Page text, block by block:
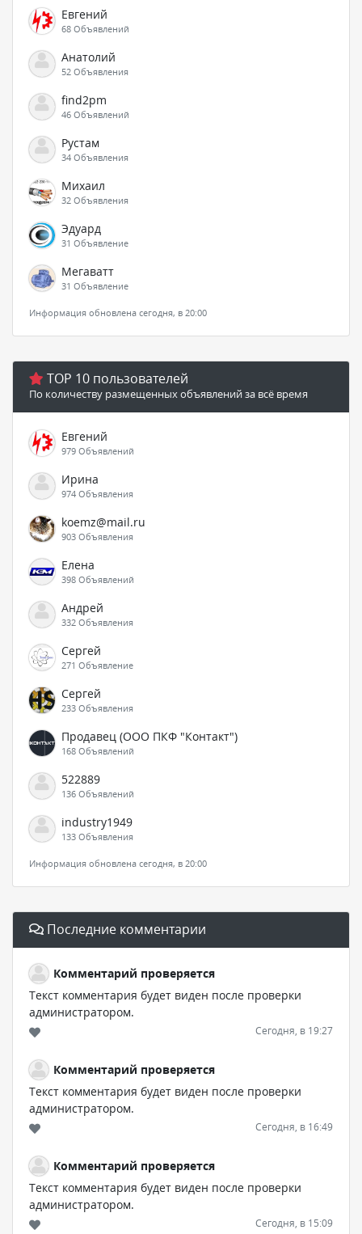
Евгений
68 Объявлений
Анатолий
52 Объявления
find2pm
46 Объявлений
Рустам
34 Объявления
Михаил
32 Объявления
Эдуард
31 Объявление
Мегаватт
31 Объявление
Информация обновлена сегодня, в 20:00
TOP 10 пользователей
По количеству размещенных объявлений за всё время
Евгений
979 Объявлений
Ирина
974 Объявления
koemz@mail.ru
903 Объявления
Елена
398 Объявлений
Андрей
332 Объявления
Сергей
271 Объявление
Сергей
233 Объявления
Продавец (ООО ПКФ "Контакт")
168 Объявлений
522889
136 Объявлений
industry1949
133 Объявления
Информация обновлена сегодня, в 20:00
Последние комментарии
Комментарий проверяется
Текст комментария будет виден после проверки
администратором.
Сегодня, в 19:27
Комментарий проверяется
Текст комментария будет виден после проверки
администратором.
Сегодня, в 16:49
Комментарий проверяется
Текст комментария будет виден после проверки
администратором.
Сегодня, в 15:09